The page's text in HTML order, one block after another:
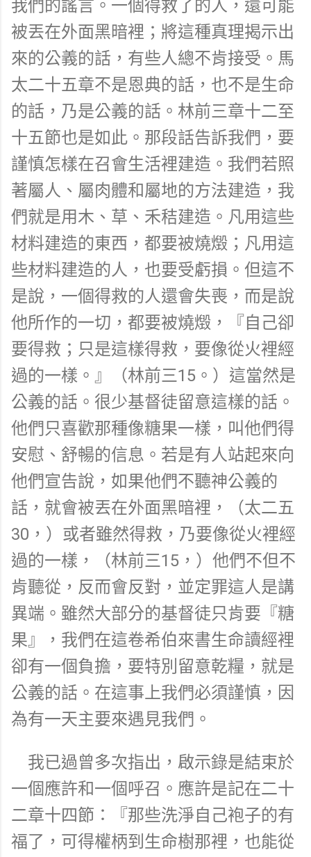
我們的謠言。一個得救了的人，還可能
被丟在外面黑暗裡；將這種真理揭示出
來的公義的話，有些人總不肯接受。馬
太二十五章不是恩典的話，也不是生命
的話，乃是公義的話。林前三章十二至
十五節也是如此。那段話告訴我們，要
謹慎怎樣在召會生活裡建造。我們若照
著屬人、屬肉體和屬地的方法建造，我
們就是用木、草、禾秸建造。凡用這些
材料建造的東西，都要被燒燬；凡用這
些材料建造的人，也要受虧損。但這不
是說，一個得救的人還會失喪，而是說
他所作的一切，都要被燒燬，『自己卻
要得救；只是這樣得救，要像從火裡經
過的一樣。』（林前三15。）這當然是
公義的話。很少基督徒留意這樣的話。
他們只喜歡那種像糖果一樣，叫他們得
安慰、舒暢的信息。若是有人站起來向
他們宣告說，如果他們不聽神公義的
話，就會被丟在外面黑暗裡，（太二五
30，）或者雖然得救，乃要像從火裡經
過的一樣，（林前三15，）他們不但不
肯聽從，反而會反對，並定罪這人是講
異端。雖然大部分的基督徒只肯要『糖
果』，我們在這卷希伯來書生命讀經裡
卻有一個負擔，要特別留意乾糧，就是
公義的話。在這事上我們必須謹慎，因
為有一天主要來遇見我們。
我已過曾多次指出，啟示錄是結束於
一個應許和一個呼召。應許是記在二十
二章十四節：『那些洗淨自己袍子的有
福了，可得權柄到生命樹那裡，也能從